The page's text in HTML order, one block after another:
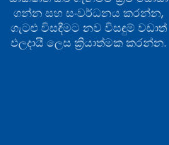
ගන්න සහ සංවර්ධනය කරන්න,
ගැටළු විසඳීමට නව විසඳුම් වඩාත්
ඵලදායී ලෙස ක්‍රියාත්මක කරන්න.